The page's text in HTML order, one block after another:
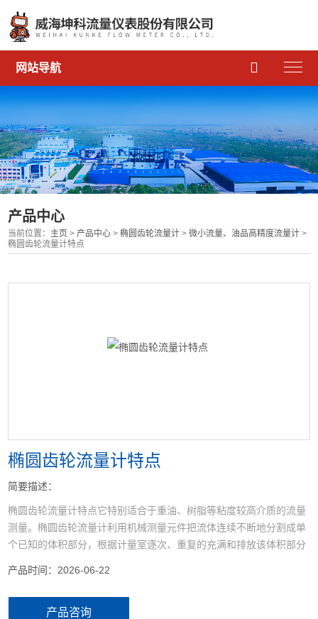
网站导航 
产品中心
当前位置： 主页 > 产品中心 >椭圆齿轮流量计 >微小流量、油品高精度流量计 >
椭圆齿轮流量计特点
椭圆齿轮流量计特点
简要描述：
椭圆齿轮流量计特点它特别适合于重油、树脂等粘度较高介质的流量
测量。椭圆齿轮流量计利用机械测量元件把流体连续不断地分割成单
个已知的体积部分，根据计量室逐次、重复的充满和排放该体积部分
产品时间：2026-06-22
产品咨询